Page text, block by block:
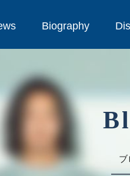
Biography
ブ